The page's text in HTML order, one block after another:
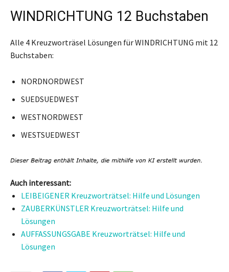
WINDRICHTUNG 12 Buchstaben
Alle 4 Kreuzworträsel Lösungen für WINDRICHTUNG mit 12
Buchstaben:
NORDNORDWEST
SUEDSUEDWEST
WESTNORDWEST
WESTSUEDWEST
Auch interessant:
LEIBEIGENER Kreuzworträtsel: Hilfe und Lösungen
ZAUBERKÜNSTLER Kreuzworträtsel: Hilfe und
Lösungen
AUFFASSUNGSGABE Kreuzworträtsel: Hilfe und
Lösungen